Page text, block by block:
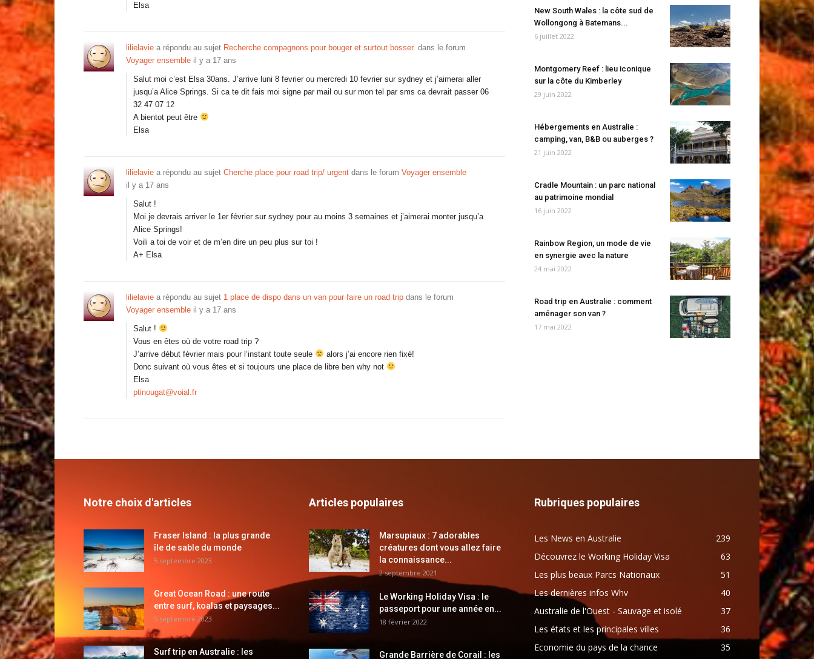
Elsa
lilielavie a répondu au sujet Recherche compagnons pour bouger et surtout bosser. dans le forum
Voyager ensemble il y a 17 ans
Salut moi c’est Elsa 30ans. J’arrive luni 8 fevrier ou mercredi 10 fevrier sur sydney et j’aimerai aller
jusqu’a Alice Springs. Si ca te dit fais moi signe par mail ou sur mon tel par sms ca devrait passer 06
32 47 07 12
A bientot peut être
Elsa
lilielavie a répondu au sujet Cherche place pour road trip/ urgent dans le forum Voyager ensemble
il y a 17 ans
Salut !
Moi je devrais arriver le 1er février sur sydney pour au moins 3 semaines et j’aimerai monter jusqu’a
Alice Springs!
Voili a toi de voir et de m’en dire un peu plus sur toi !
A+ Elsa
lilielavie a répondu au sujet 1 place de dispo dans un van pour faire un road trip dans le forum
Voyager ensemble il y a 17 ans
Salut !
Vous en êtes où de votre road trip ?
J’arrive début février mais pour l’instant toute seule
alors j’ai encore rien fixé!
Donc suivant où vous êtes et si toujours une place de libre ben why not
Elsa
ptinougat@voial.fr
New South Wales : la côte sud de
Wollongong à Batemans...
6 juillet 2022
Montgomery Reef : lieu iconique
sur la côte du Kimberley
29 juin 2022
Hébergements en Australie :
camping, van, B&B ou auberges ?
21 juin 2022
Cradle Mountain : un parc national
au patrimoine mondial
16 juin 2022
Rainbow Region, un mode de vie
en synergie avec la nature
24 mai 2022
Road trip en Australie : comment
aménager son van ?
17 mai 2022
Notre choix d'articles
Fraser Island : la plus grande
île de sable du monde
5 septembre 2023
Great Ocean Road : une route
entre surf, koalas et paysages...
5 septembre 2023
Surf trip en Australie : les
Articles populaires
Marsupiaux : 7 adorables
créatures dont vous allez faire
la connaissance...
2 septembre 2021
Le Working Holiday Visa : le
passeport pour une année en...
18 février 2022
Grande Barrière de Corail : les
Rubriques populaires
Les News en Australie
239
Découvrez le Working Holiday Visa
63
Les plus beaux Parcs Nationaux
51
Les dernières infos Whv
40
Australie de l'Ouest - Sauvage et isolé
37
Les états et les principales villes
36
Economie du pays de la chance
35